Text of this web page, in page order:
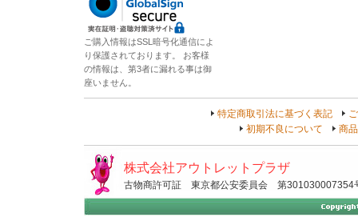
ご購入情報はSSL暗号化通信によ
り保護されております。 お客様
の情報は、第3者に漏れる事は御
座いません。
特定商取引法に基づく表記
初期不良について
商
株式会社アウトレットプラザ
古物商許可証 東京都公安委員会 第301030007354